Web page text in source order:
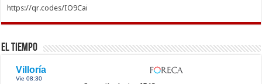
https://qr.codes/IO9Cai
El Tiempo